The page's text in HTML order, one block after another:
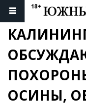
ОСИНЫ,